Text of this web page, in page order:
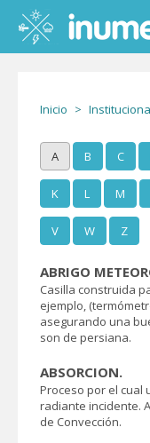
contenido
principal
Inicio
A B C
K L M
V W Z
ABRIGO
Casilla construida
ejemplo,
asegurando una
son de persiana.
ABSORCION.
Proceso por el cual
radiante incidente.
de Convección.